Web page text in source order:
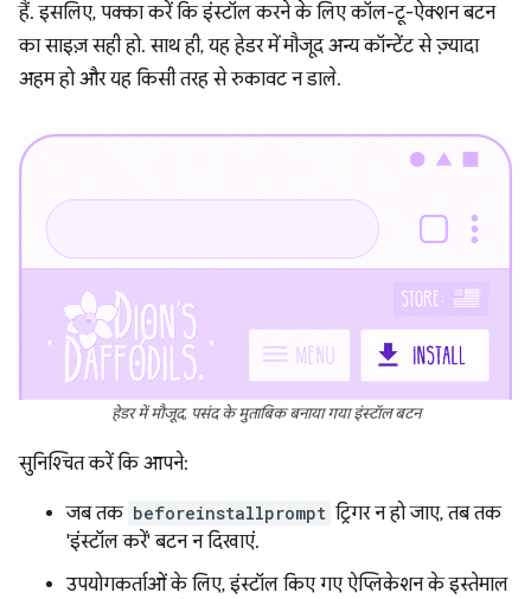
हैं. इसलिए, पक्का करें कि इंस्टॉल करने के लिए कॉल-टू-ऐक्शन बटन
का साइज़ सही हो. साथ ही, यह हेडर में मौजूद अन्य कॉन्टेंट से ज़्यादा
अहम हो और यह किसी तरह से रुकावट न डाले.
हेडर में मौजूद, पसंद के मुताबिक बनाया गया इंस्टॉल बटन
सुनिश्चित करें कि आपने:
जब तक beforeinstallprompt ट्रिगर न हो जाए, तब तक
'इंस्टॉल करें' बटन न दिखाएं.
उपयोगकर्ताओं के लिए, इंस्टॉल किए गए ऐप्लिकेशन के इस्तेमाल